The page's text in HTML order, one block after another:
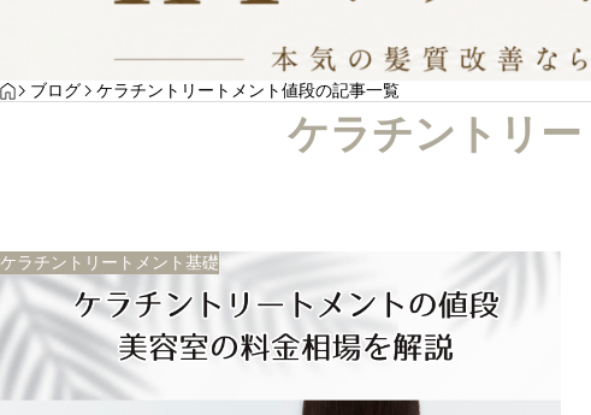
？高
美容室の客単価アップにつながる予約メニュ
ーの作り方｜選ばれる導線を解説
美容室の客単
の作り方｜選
YOGA
サンプルテキスト。サンプルテキスト。
HOME
ブログ ケラチントリートメント値段の記事一覧
ケラチントリ
ケラチントリートメント基礎